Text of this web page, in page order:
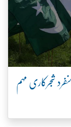
شجرکاری مہم